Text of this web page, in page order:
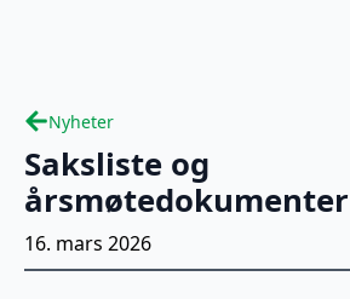
Nyheter
Saksliste og
årsmøtedokumenter
16. mars 2026